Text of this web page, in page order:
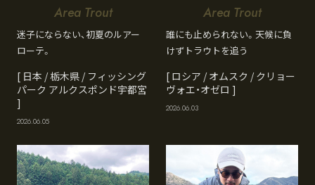
Area Trout
迷子にならない、初夏のルアー
ローテ。
[ 日本 / 栃木県 / フィッシング
パーク アルクスポンド宇都宮
]
2026.06.05
Area Trout
誰にも止められない。天候に負
けずトラウトを追う
[ ロシア / オムスク / クリョー
ヴォエ・オゼロ ]
2026.06.03